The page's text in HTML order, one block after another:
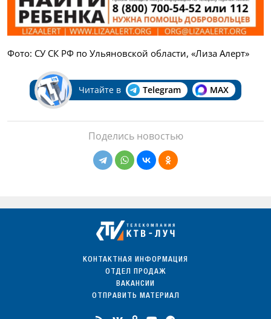
Фото: СУ СК РФ по Ульяновской области, «Лиза Алерт»
Читайте в Telegram MAX
Поделись новостью
КОНТАКТНАЯ ИНФОРМАЦИЯ
ОТДЕЛ ПРОДАЖ
ВАКАНСИИ
ОТПРАВИТЬ МАТЕРИАЛ